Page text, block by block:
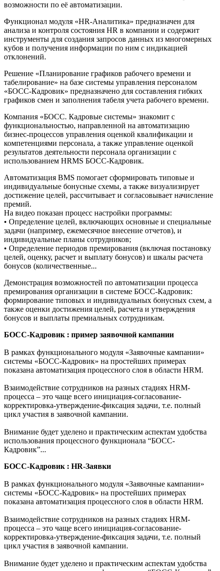
возможности по её автоматизации.
Функционал модуля «HR-Аналитика» предназначен для
анализа и контроля состояния HR в компании и содержит
инструменты для создания запросов данных из многомерных
кубов и получения информации по ним с индикацией
отклонений.
Решение «Планирование графиков рабочего времени и
табелирование» на базе системы управления персоналом
«БОСС-Кадровик» предназначено для составления гибких
графиков смен и заполнения табеля учета рабочего времени.
Компания «БОСС. Кадровые системы» знакомит с
функциональностью, направленной на автоматизацию
бизнес-процессов управления оценкой квалификации и
компетенциями персонала, а также управление оценкой
результатов деятельности персонала организации с
использованием HRMS БОСС-Кадровик.
Автоматизация BMS помогает сформировать типовые и
индивидуальные бонусные схемы, а также визуализирует
достижение целей, рассчитывает и согласовывает начисление
премий.
На видео показан процесс настройки программы:
• Определение целей, включающих основные и специальные
задачи (например, ежемесячное внесение отчетов), и
индивидуальные планы сотрудников;
• Определение периодов премирования (включая постановку
целей, оценку, расчет и выплату бонусов) и шкалы расчета
бонусов (количественные...
Демонстрация возможностей по автоматизации процесса
премирования организации в системе БОСС-Кадровик:
формирование типовых и индивидуальных бонусных схем, а
также оценки достижения целей, расчета и утверждения
бонусов и выплаты премиальных сотрудникам.
БОСС-Кадровик : пример заявочной кампании
В рамках функционального модуля «Заявочные кампании»
системы «БОСС-Кадровик» на простейших примерах
показана автоматизация процессного слоя в области HRM.
Взаимодействие сотрудников на разных стадиях HRM-
процесса – это чаще всего инициация-согласование-
корректировка-утверждение-фиксация задачи, т.е. полный
цикл участия в заявочной кампании.
Внимание будет уделено и практическим аспектам удобства
использования процессного функционала “БОСС-
Кадровик”...
БОСС-Кадровик : HR-Заявки
В рамках функционального модуля «Заявочные кампании»
системы «БОСС-Кадровик» на простейших примерах
показана автоматизация процессного слоя в области HRM.
Взаимодействие сотрудников на разных стадиях HRM-
процесса – это чаще всего инициация-согласование-
корректировка-утверждение-фиксация задачи, т.е. полный
цикл участия в заявочной кампании.
Внимание будет уделено и практическим аспектам удобства